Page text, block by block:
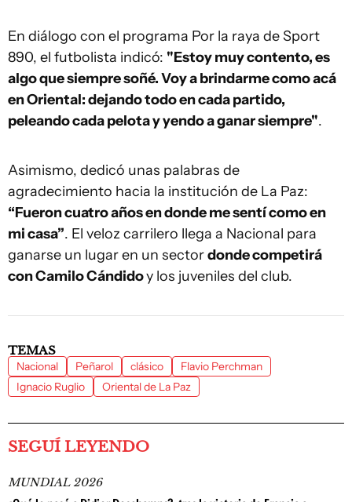
En diálogo con el programa Por la raya de Sport
890, el futbolista indicó: "Estoy muy contento, es
algo que siempre soñé. Voy a brindarme como acá
en Oriental: dejando todo en cada partido,
peleando cada pelota y yendo a ganar siempre".
Asimismo, dedicó unas palabras de
agradecimiento hacia la institución de La Paz:
“Fueron cuatro años en donde me sentí como en
mi casa”. El veloz carrilero llega a Nacional para
ganarse un lugar en un sectordonde competirá
con Camilo Cándidoy los juveniles del club.
TEMAS
Nacional Peñarol clásico
Flavio Perchman
Ignacio Ruglio
Oriental de La Paz
SEGUÍ LEYENDO
MUNDIAL 2026